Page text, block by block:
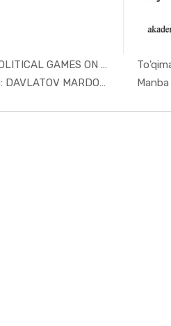
IMPACT OF POLITICAL GAMES ON THE...
Manba muallifi: DAVLATOV MARDON BAHROM O'...
In Taqdimo...